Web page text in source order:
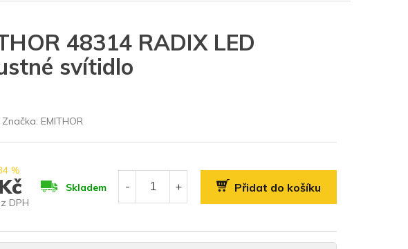
%
DPH
Skladem Přidat do košíku
48314 RADIX LED
svítidlo
Značka: EMITHOR